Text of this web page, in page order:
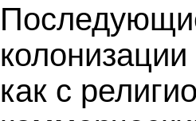
как с